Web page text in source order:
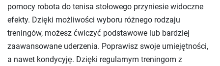
pomocy robota do tenisa stołowego przyniesie widoczne
efekty. Dzięki możliwości wyboru różnego rodzaju
treningów, możesz ćwiczyć podstawowe lub bardziej
zaawansowane uderzenia. Poprawisz swoje umiejętności,
a nawet kondycyję. Dzięki regularnym treningom z